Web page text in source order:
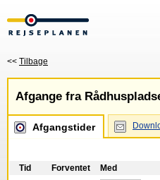
<< Tilbage
Afgange fra
Afgangstider
Tid Forventet Med